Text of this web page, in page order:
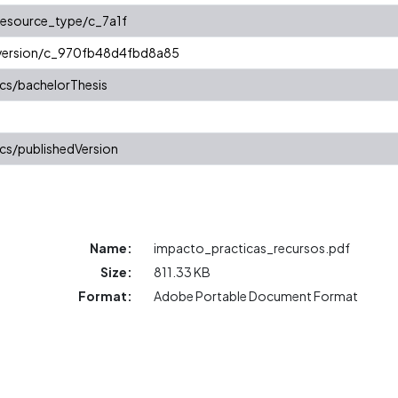
c_7a1f
c_970fb48d4fbd8a85
bachelorThesis
publishedVersion
Name:
impacto_practicas_recursos.pdf
Size:
811.33 KB
Format:
Adobe Portable Document Format